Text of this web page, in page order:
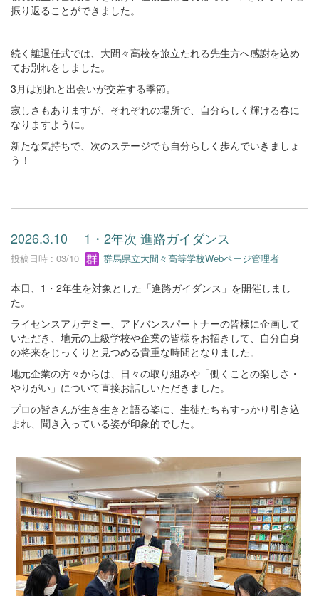
振り返ることができました。
続く離退任式では、大間々高校を旅立たれる先生方へ感謝を込め
てお別れをしました。
3月は別れと出会いが交差する季節。
寂しさもありますが、それぞれの場所で、自分らしく輝ける春に
なりますように。
新たな気持ちで、次のステージでも自分らしく歩んでいきましょ
う！
2026.3.10 1・2年次 進路ガイダンス
投稿日時 : 03/10 群馬県立大間々高等学校Webページ管理者
本日、1・2年生を対象とした「進路ガイダンス」を開催しまし
た。
ライセンスアカデミー、アドバンスパートナーの皆様に企画して
いただき、地元の上級学校や企業の皆様をお招きして、自分自身
の将来をじっくりと見つめる貴重な時間となりました。
地元企業の方々からは、日々の取り組みや「働くことの楽しさ・
やりがい」について直接お話しいただきました。
プロの皆さんが生き生きと語る姿に、生徒たちもすっかり引き込
まれ、聞き入っている姿が印象的でした。